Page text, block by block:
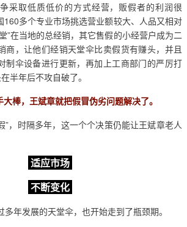
采取低质低价的方式经营，贩假者的利润很
160多个专业市场挑选营业额较大、人品又相对
”在当地的总经销，其它售假的小经营户成为二
商，让他们经销天堂伞比卖假货有赚头，并且
制伞设备进行更新，再加上工商部门的严厉打
半年后不攻自破了。
棒，王斌章就把假冒伪劣问题解决了。
”，时隔多年，这一个个决策仍能让王斌章老人
适应市场
不断变化
年发展的天堂伞，也开始走到了瓶颈期。